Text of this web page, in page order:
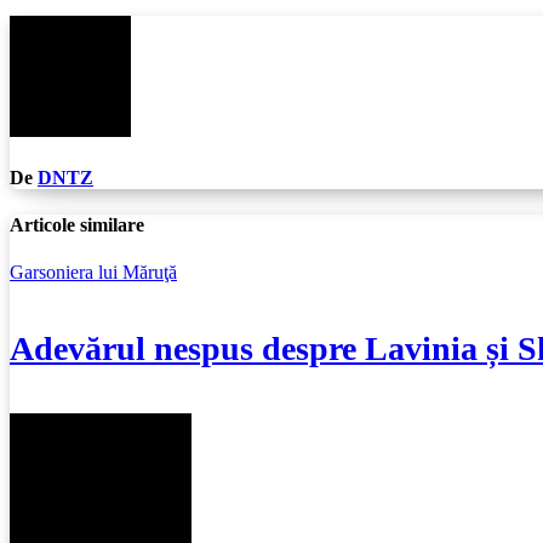
articole
De DNTZ
Articole similare
Garsoniera lui Măruţă
Adevărul nespus despre Lavinia și